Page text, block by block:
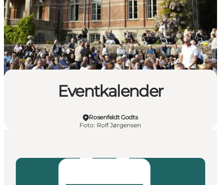
Eventkalender
Rosenfeldt Godts
Foto: Rolf Jørgensen